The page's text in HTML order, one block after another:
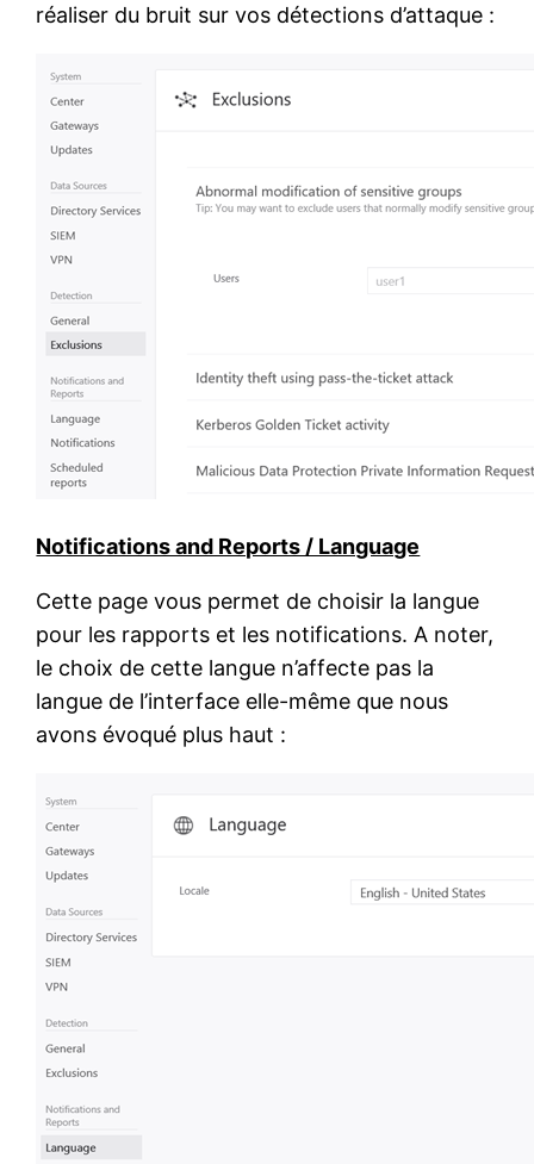
réaliser du bruit sur vos détections d’attaque :
Notifications and Reports / Language
Cette page vous permet de choisir la langue
pour les rapports et les notifications. A noter,
le choix de cette langue n’affecte pas la
langue de l’interface elle-même que nous
avons évoqué plus haut :